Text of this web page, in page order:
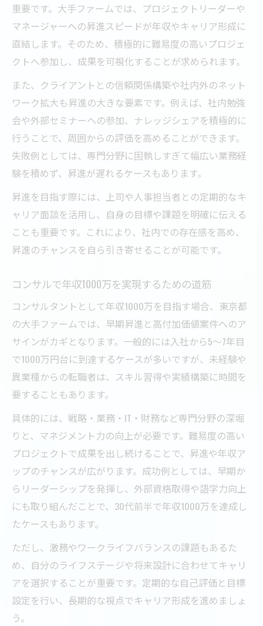
重要です。大手ファームでは、プロジェクトリーダーや
マネージャーへの昇進スピードが年収やキャリア形成に
直結します。そのため、積極的に難易度の高いプロジェ
クトへ参加し、成果を可視化することが求められます。
また、クライアントとの信頼関係構築や社内外のネット
ワーク拡大も昇進の大きな要素です。例えば、社内勉強
会や外部セミナーへの参加、ナレッジシェアを積極的に
行うことで、周囲からの評価を高めることができます。
失敗例としては、専門分野に固執しすぎて幅広い業務経
験を積めず、昇進が遅れるケースもあります。
昇進を目指す際には、上司や人事担当者との定期的なキ
ャリア面談を活用し、自身の目標や課題を明確に伝える
ことも重要です。これにより、社内での存在感を高め、
昇進のチャンスを自ら引き寄せることが可能です。
コンサルで年収1000万を実現するための道筋
コンサルタントとして年収1000万を目指す場合、東京都
の大手ファームでは、早期昇進と高付加価値案件へのア
サインがカギとなります。一般的には入社から5〜7年目
で1000万円台に到達するケースが多いですが、未経験や
異業種からの転職者は、スキル習得や実績構築に時間を
要することもあります。
具体的には、戦略・業務・IT・財務など専門分野の深堀
りと、マネジメント力の向上が必要です。難易度の高い
プロジェクトで成果を出し続けることで、昇進や年収ア
ップのチャンスが広がります。成功例としては、早期か
らリーダーシップを発揮し、外部資格取得や語学力向上
にも取り組んだことで、30代前半で年収1000万を達成し
たケースもあります。
ただし、激務やワークライフバランスの課題もあるた
め、自分のライフステージや将来設計に合わせてキャリ
アを選択することが重要です。定期的な自己評価と目標
設定を行い、長期的な視点でキャリア形成を進めましょ
う。